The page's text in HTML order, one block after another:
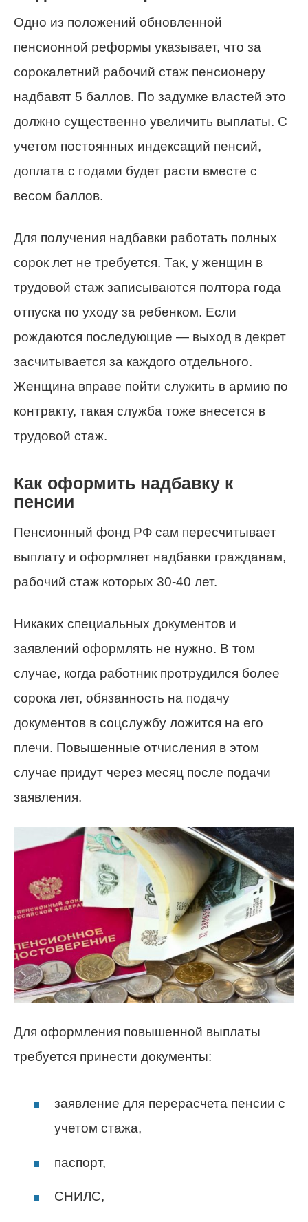
Одно из положений обновленной
пенсионной реформы указывает, что за
сорокалетний рабочий стаж пенсионеру
надбавят 5 баллов. По задумке властей это
должно существенно увеличить выплаты. С
учетом постоянных индексаций пенсий,
доплата с годами будет расти вместе с
весом баллов.
Для получения надбавки работать полных
сорок лет не требуется. Так, у женщин в
трудовой стаж записываются полтора года
отпуска по уходу за ребенком. Если
рождаются последующие — выход в декрет
засчитывается за каждого отдельного.
Женщина вправе пойти служить в армию по
контракту, такая служба тоже внесется в
трудовой стаж.
Как оформить надбавку к
пенсии
Пенсионный фонд РФ сам пересчитывает
выплату и оформляет надбавки гражданам,
рабочий стаж которых 30-40 лет.
Никаких специальных документов и
заявлений оформлять не нужно. В том
случае, когда работник протрудился более
сорока лет, обязанность на подачу
документов в соцслужбу ложится на его
плечи. Повышенные отчисления в этом
случае придут через месяц после подачи
заявления.
Для оформления повышенной выплаты
требуется принести документы:
заявление для перерасчета пенсии с
учетом стажа,
паспорт,
СНИЛС,